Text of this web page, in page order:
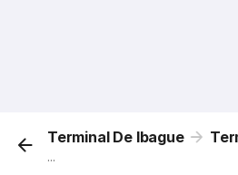
Terminal De Ibague
...